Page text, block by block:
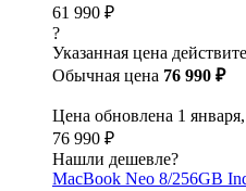
61 990 ₽
?
Указанная цена
Обычная цена 76 990 ₽
Цена обновлена 1
76 990 ₽
Нашли дешевле?
MacBook Neo 8/256GB